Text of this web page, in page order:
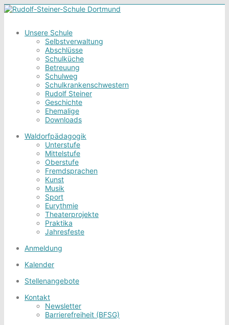
Unsere Schule
Selbstverwaltung
Abschlüsse
Schulküche
Betreuung
Schulweg
Schulkrankenschwestern
Rudolf Steiner
Geschichte
Ehemalige
Downloads
Waldorfpädagogik
Unterstufe
Mittelstufe
Oberstufe
Fremdsprachen
Kunst
Musik
Sport
Eurythmie
Theaterprojekte
Praktika
Jahresfeste
Anmeldung
Kalender
Stellenangebote
Kontakt
Newsletter
Barrierefreiheit (BFSG)